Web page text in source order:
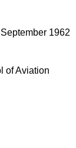
1962
of Aviation